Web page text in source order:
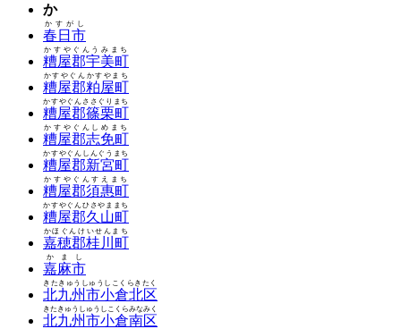
か
春日市
かすがし
糟屋郡宇美町
かすやぐんうみまち
糟屋郡粕屋町
かすやぐんかすやまち
糟屋郡篠栗町
かすやぐんささぐりまち
糟屋郡志免町
かすやぐんしめまち
糟屋郡新宮町
かすやぐんしんぐうまち
糟屋郡須惠町
かすやぐんすえまち
糟屋郡久山町
かすやぐんひさやままち
嘉穂郡桂川町
かほぐんけいせんまち
嘉麻市
かまし
北九州市小倉北区
きたきゅうしゅうしこくらきたく
北九州市小倉南区
きたきゅうしゅうしこくらみなみく